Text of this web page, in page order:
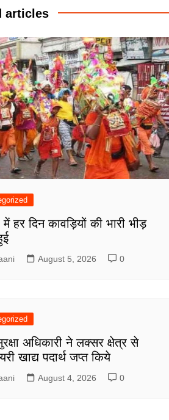
articles
में हर दिन कावड़ियों की भारी भीड़
August 5, 2026 0
अधिकारी ने लक्सर क्षेत्र से
खाद्य पदार्थ जप्त किये
August 4, 2026 0